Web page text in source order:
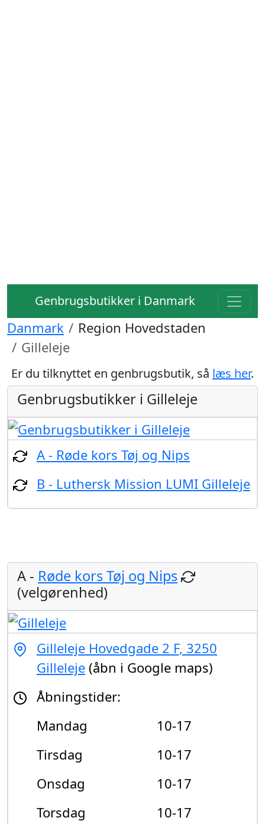
Genbrugsbutikker i Danmark
Danmark
Region Hovedstaden
Gilleleje
Er du tilknyttet en genbrugsbutik, så læs her.
Genbrugsbutikker i Gilleleje
A - Røde kors Tøj og Nips
B - Luthersk Mission LUMI Gilleleje
A - Røde kors Tøj og Nips
(velgørenhed)
Gilleleje Hovedgade 2 F, 3250
Gilleleje (åbn i Google maps)
Åbningstider:
Mandag
10-17
Tirsdag
10-17
Onsdag
10-17
Torsdag
10-17